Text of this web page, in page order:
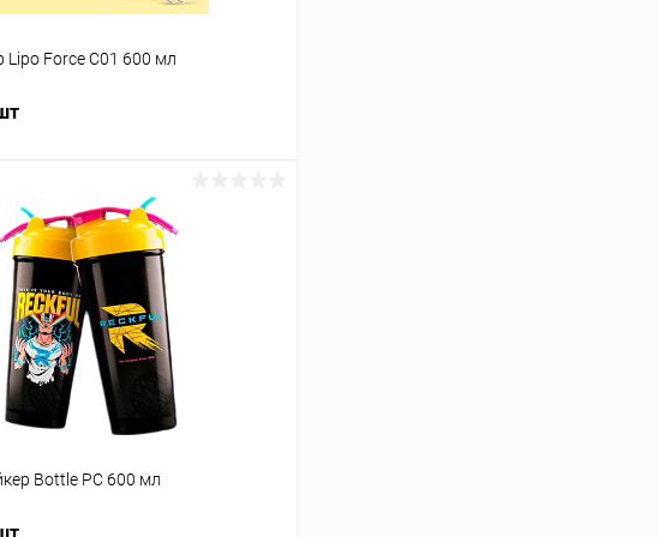
Lipo Forсe C01 600 мл
В корзину
Сравнение
В наличии
Bottle PC 600 мл